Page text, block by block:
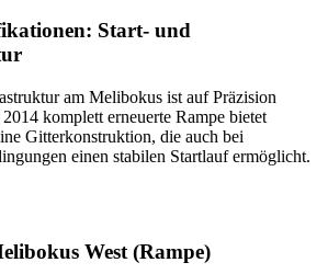
Start- und
am Melibokus ist auf Präzision
komplett erneuerte Rampe bietet
Gitterkonstruktion, die auch bei
einen stabilen Startlauf ermöglicht.
West (Rampe)